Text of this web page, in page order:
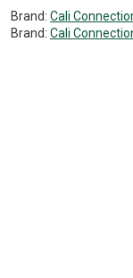
Brand: Cali
Brand: Cali